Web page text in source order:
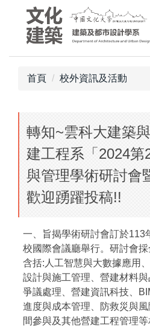
首頁 校外資訊及活動
轉知~雲科大建築
建工程系「2024第
與管理學術研討會
歡迎踴躍投稿!!
一、旨揭學術研討會訂於113
校國際會議廳舉行。研討會
含括:人工智慧與大數據應用
設計與施工管理、營建材料
爭議處理、營建資訊科技、
進度與成本管理、防救災與
間參與及其他營建工程管理等